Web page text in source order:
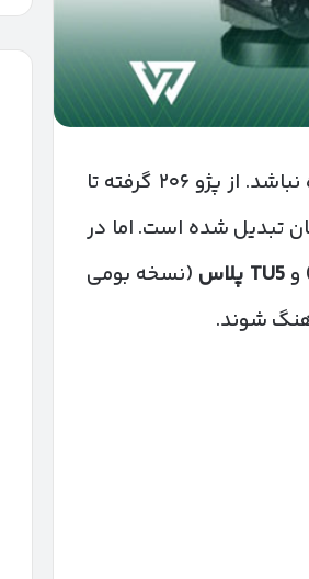
شناخته‌شده نباشد. از پژو ۲۰۶ گرفته تا
تبدیل شده است. اما در
وTU5 پلاس (نسخه بومی
شوند.